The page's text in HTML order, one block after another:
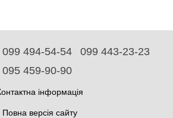
099 494-54-54
099 443-23-23
095 459-90-90
інформація
Повна версія сайту